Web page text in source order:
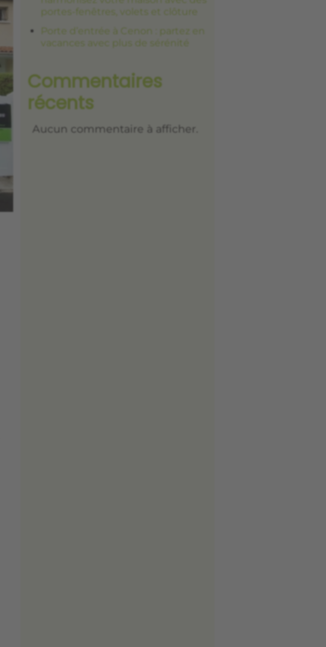
portes-fenêtres, volets et clôture
Porte d’entrée à Cenon : partez en
vacances avec plus de sérénité
Commentaires
récents
Aucun commentaire à afficher.